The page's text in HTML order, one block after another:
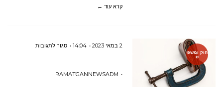
קרא עוד ←
חוק ומשפ
ט
2 במאי 2023 14:04 סגור לתגובותעל
RAMATGANNEWSADM